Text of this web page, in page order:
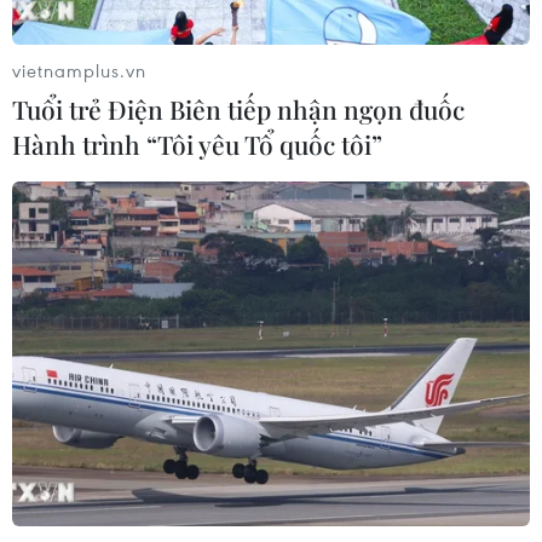
CƠ QUAN CHỦ QUẢN: THÔNG TẤN XÃ VIỆT NAM
Tổng Biên tập: TRẦN TIẾN DUẨN
Phó Tổng Biên tập: NGUYỄN THỊ TÁM, KHÚC THANH
THỦY
Sở hữu trí tuệ
Quy định sử dụng
RSS
Hỗ trợ
Ngôn ngữ
TTXVN
vietnamplus.vn
Tuổi trẻ Điện Biên tiếp nhận ngọn đuốc
Hành trình “Tôi yêu Tổ quốc tôi”